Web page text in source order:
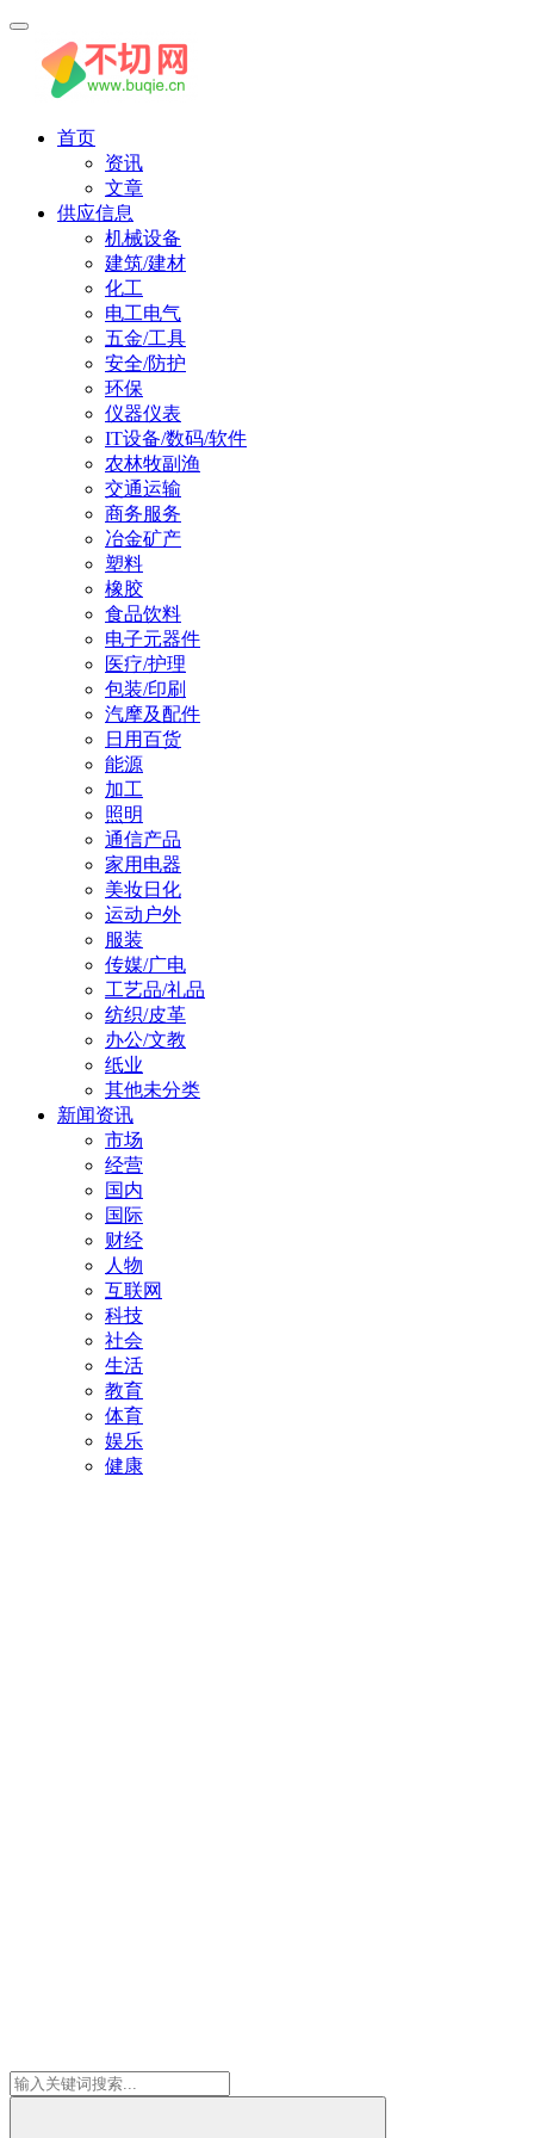
首页
资讯
文章
供应信息
机械设备
建筑/建材
化工
电工电气
五金/工具
安全/防护
环保
仪器仪表
IT设备/数码/软件
农林牧副渔
交通运输
商务服务
冶金矿产
塑料
橡胶
食品饮料
电子元器件
医疗/护理
包装/印刷
汽摩及配件
日用百货
能源
加工
照明
通信产品
家用电器
美妆日化
运动户外
服装
传媒/广电
工艺品/礼品
纺织/皮革
办公/文教
纸业
其他未分类
新闻资讯
市场
经营
国内
国际
财经
人物
互联网
科技
社会
生活
教育
体育
娱乐
健康